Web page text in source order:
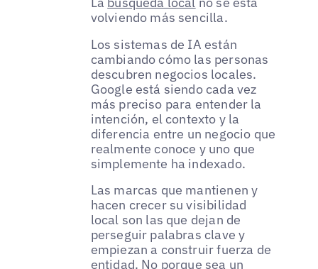
volviendo más sencilla.
Los sistemas de IA están
cambiando cómo las personas
descubren negocios locales.
Google está siendo cada vez
más preciso para entender la
intención, el contexto y la
diferencia entre un negocio que
realmente conoce y uno que
simplemente ha indexado.
Las marcas que mantienen y
hacen crecer su visibilidad
local son las que dejan de
perseguir palabras clave y
empiezan a construir fuerza de
entidad. No porque sea un